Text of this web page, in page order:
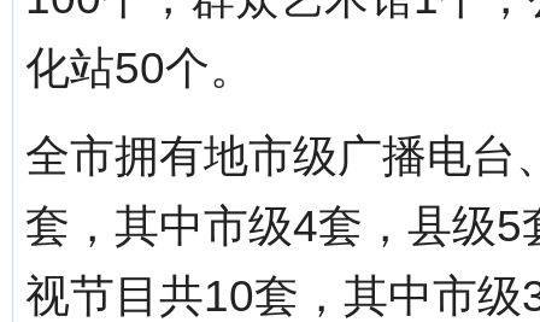
化站50个。
全市拥有地市级广播电台
套，其中市级4套，县级
视节目共10套，其中市